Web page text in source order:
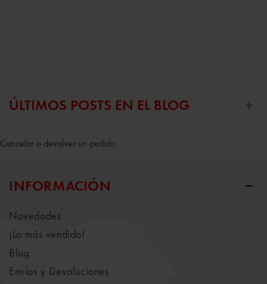
ÚLTIMOS POSTS EN EL BLOG
Cancelar o devolver un pedido
INFORMACIÓN
Novedades
¡Lo más vendido!
Blog
Envíos y Devoluciones